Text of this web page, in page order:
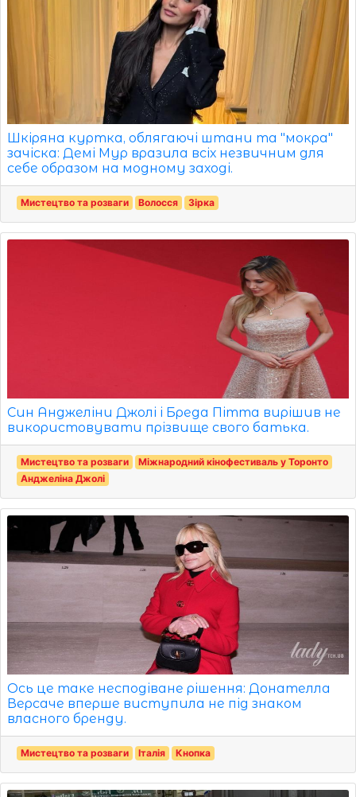
Шкіряна куртка, облягаючі штани та "мокра"
зачіска: Демі Мур вразила всіх незвичним для
себе образом на модному заході.
Мистецтво та розваги Волосся Зірка
Син Анджеліни Джолі і Бреда Пітта вирішив не
використовувати прізвище свого батька.
Мистецтво та розваги
Міжнародний кінофестиваль у Торонто
Анджеліна Джолі
Ось це таке несподіване рішення: Донателла
Версаче вперше виступила не під знаком
власного бренду.
Мистецтво та розваги Італія Кнопка